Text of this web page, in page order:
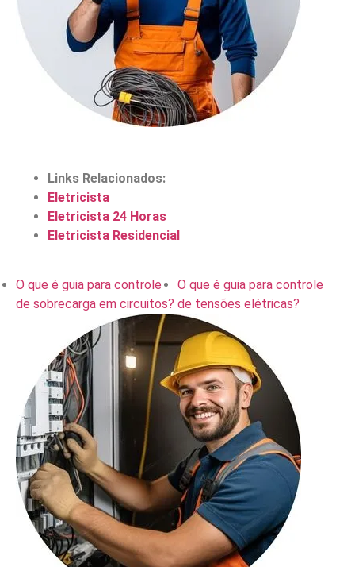
Links Relacionados:
Eletricista
Eletricista 24 Horas
Eletricista Residencial
O que é guia para controle
de sobrecarga em circuitos?
O que é guia para controle
de tensões elétricas?